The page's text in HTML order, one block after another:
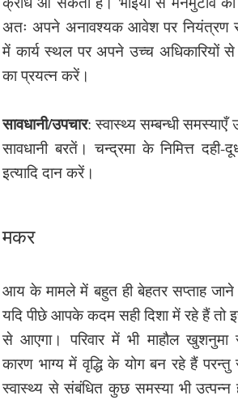
अतः अपने अनावश्यक आवेश पर नियंत्रण
में कार्य स्थल पर अपने उच्च अधिकारियों
का प्रयत्न करें।
सावधानी/उपचार: स्वास्थ्य सम्बन्धी
सावधानी बरतें। चन्द्रमा के निमित्त
इत्यादि दान करें।
मकर
आय के मामले में बहुत ही बेहतर सप्ताह जाने
यदि पीछे आपके कदम सही दिशा में रहे हैं
से आएगा। परिवार में भी माहौल खुशनुमा
कारण भाग्य में वृद्धि के योग बन रहे हैं
स्वास्थ्य से संबंधित कुछ समस्या भी उत्पन्न